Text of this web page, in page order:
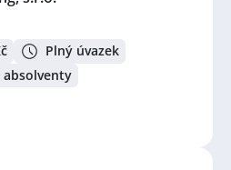
Plný úvazek